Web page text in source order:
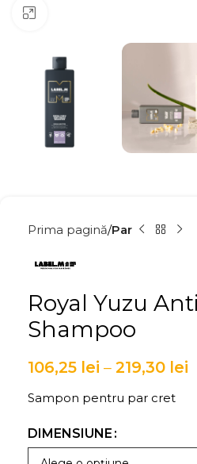
Prima pagină Par
Royal Yuzu
Shampoo
106,25 lei – 219,30 lei
Sampon pentru par cret
DIMENSIUNE